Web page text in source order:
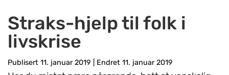
Straks-hjelp til folk i
livskrise
Publisert 11. januar 2019 Endret 11. januar 2019